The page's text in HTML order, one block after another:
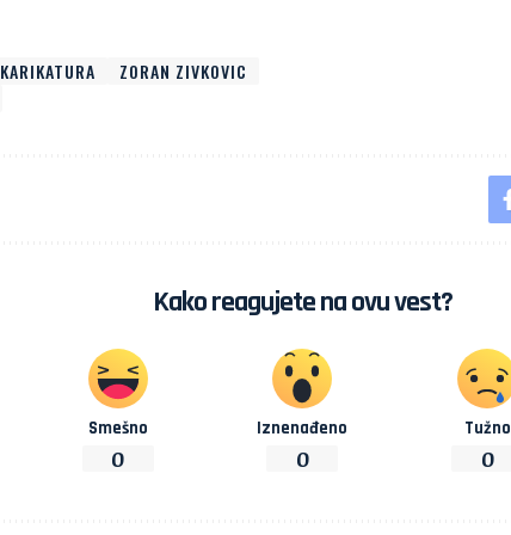
KARIKATURA
ZORAN ZIVKOVIC
Kako reagujete na ovu vest?
Smešno
0
Iznenađeno
0
Tužno
0